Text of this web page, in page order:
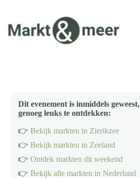
inhoud
Dit evenement is inmiddels
genoeg leuks te ontdekken:
👉 Bekijk markten in Zierikzee
👉 Bekijk markten in Zeeland
👉 Ontdek markten dit weekend
👉 Bekijk alle markten in Nederland